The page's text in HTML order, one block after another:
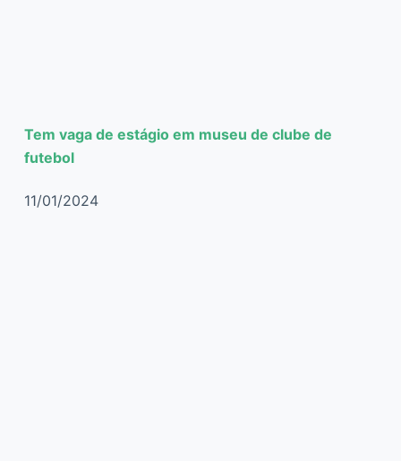
Tem vaga de estágio em museu de clube de
futebol
11/01/2024